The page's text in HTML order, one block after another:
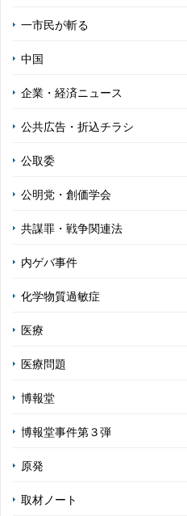
一市民が斬る
中国
企業・経済ニュース
公共広告・折込チラシ
公取委
公明党・創価学会
共謀罪・戦争関連法
内ゲバ事件
化学物質過敏症
医療
医療問題
博報堂
博報堂事件第３弾
原発
取材ノート